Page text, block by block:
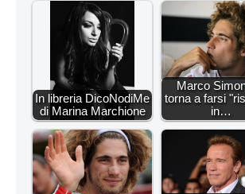
In libreria DicoNodiMe
di Marina Marchione
Marco
torna a farsi
in…